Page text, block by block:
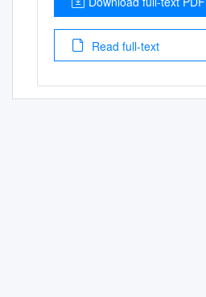
Read full-text